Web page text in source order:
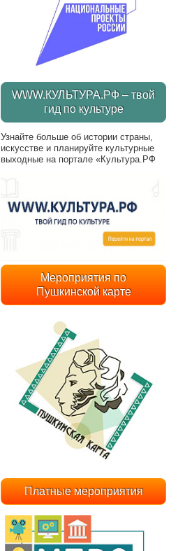
WWW.КУЛЬТУРА.РФ – твой
гид по культуре
Узнайте больше об истории страны,
искусстве и планируйте культурные
выходные на портале «Культура.РФ
Мероприятия по
Пушкинской карте
Платные мероприятия